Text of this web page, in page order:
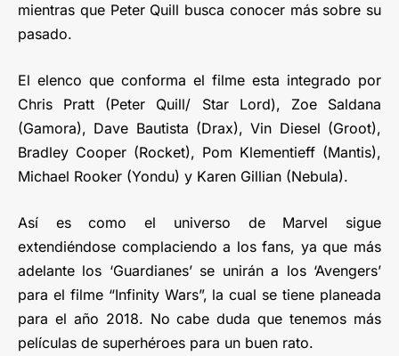
mientras que Peter Quill busca conocer más sobre su
pasado.
El elenco que conforma el filme esta integrado por
Chris Pratt (Peter Quill/ Star Lord), Zoe Saldana
(Gamora), Dave Bautista (Drax), Vin Diesel (Groot),
Bradley Cooper (Rocket), Pom Klementieff (Mantis),
Michael Rooker (Yondu) y Karen Gillian (Nebula).
Así es como el universo de Marvel sigue
extendiéndose complaciendo a los fans, ya que más
adelante los ‘Guardianes’ se unirán a los ‘Avengers’
para el filme “Infinity Wars”, la cual se tiene planeada
para el año 2018. No cabe duda que tenemos más
películas de superhéroes para un buen rato.